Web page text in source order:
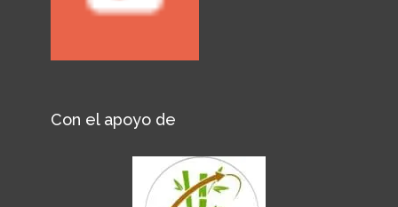
Con el apoyo de